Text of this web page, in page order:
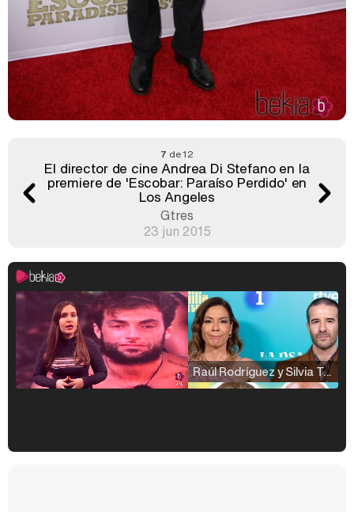
7 de 12
El director de cine Andrea Di Stefano en la
premiere de 'Escobar: Paraíso Perdido' en
Los Angeles
Gtres
23 jun 2015
Raúl Rodríguez y Silvia Taulés nos cuentan su papel en 'La familia de la tele'